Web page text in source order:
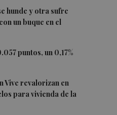
hunde y otra sufre
un buque en el
puntos, un 0,17%
Vive revalorizan en
para vivienda de la